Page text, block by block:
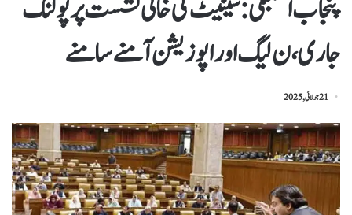
پنجاب اسمبلی : سینیٹ کی خالی نشست پر پولنگ
جاری، ن لیگ اور اپوزیشن آمنے سامنے
21 جولائی, 2025